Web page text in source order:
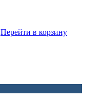
Перейти в корзину